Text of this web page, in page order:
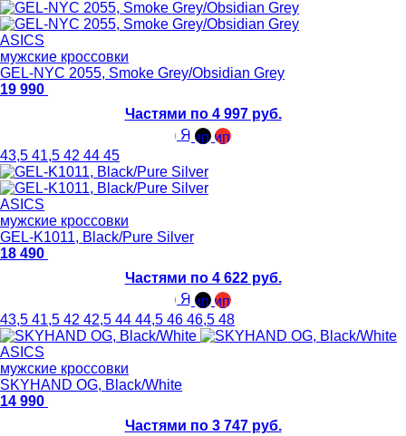
ASICS
мужские кроссовки
GEL-NYC 2055, Smoke Grey/Obsidian Grey
19 990
Частями по 4 997 руб.
43,5 41,5 42 44 45
ASICS
мужские кроссовки
GEL-K1011, Black/Pure Silver
18 490
Частями по 4 622 руб.
43,5 41,5 42 42,5 44 44,5 46 46,5 48
ASICS
мужские кроссовки
SKYHAND OG, Black/White
14 990
Частями по 3 747 руб.